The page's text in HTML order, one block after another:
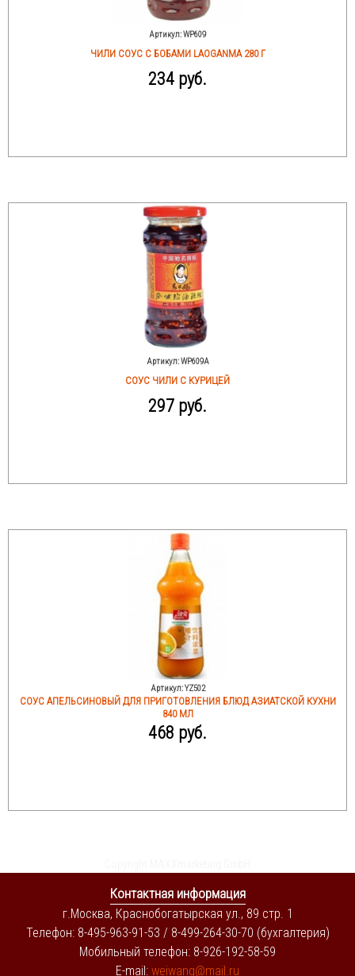
Артикул:WP609
ЧИЛИ СОУС С БОБАМИ LAOGANMA 280 Г
234 руб.
Артикул:WP609A
CОУС ЧИЛИ С КУРИЦЕЙ
297 руб.
Артикул:YZ502
СОУС АПЕЛЬСИНОВЫЙ ДЛЯ ПРИГОТОВЛЕНИЯ БЛЮД АЗИАТСКОЙ КУХНИ
840 МЛ
468 руб.
Контактная информация
г.Москва, Краснобогатырская ул., 89 стр. 1
Телефон: 8-495-963-91-53 / 8-499-264-30-70 (бухгалтерия)
Мобильный телефон: 8-926-192-58-59
E-mail: weiwang@mail.ru